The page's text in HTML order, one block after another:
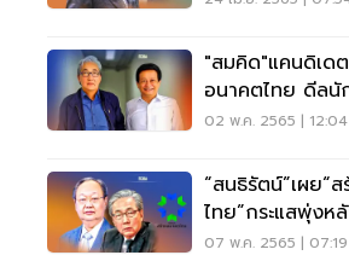
"สมคิด"แคนดิเด
อนาคตไทย ดีลนั
02 พ.ค. 2565 |
“สนธิรัตน์”เผย“
ไทย”กระแสพุ่งห
ตัว"สมคิด"แคนดิเ
07 พ.ค. 2565 |